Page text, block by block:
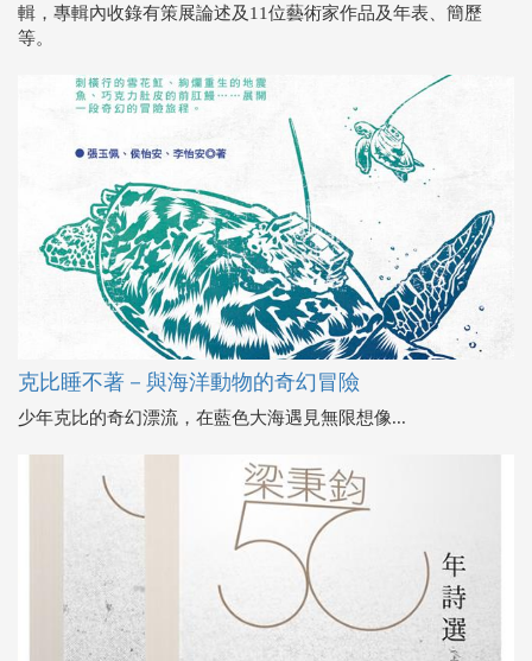
輯，專輯內收錄有策展論述及11位藝術家作品及年表、簡歷
等。
克比睡不著－與海洋動物的奇幻冒險
少年克比的奇幻漂流，在藍色大海遇見無限想像...